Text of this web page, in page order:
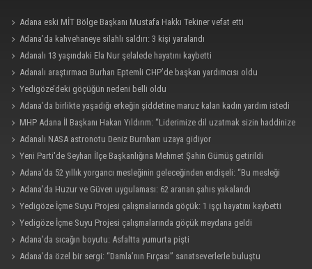
Adana eski MİT Bölge Başkanı Mustafa Hakkı Tekiner vefat etti
Adana’da kahvehaneye silahlı saldırı: 3 kişi yaralandı
Adanalı 13 yaşındaki Ela Nur şelalede hayatını kaybetti
Adanalı araştırmacı Burhan Eptemli CHP’de başkan yardımcısı oldu
Yedigöze’deki göçüğün nedeni belli oldu
Adana’da birlikte yaşadığı erkeğin şiddetine maruz kalan kadın yardım istedi
MHP Adana İl Başkanı Hakan Yıldırım: “Liderimize dil uzatmak sizin haddinize
değildir”
Adanalı NASA astronotu Deniz Burnham uzaya gidiyor
Yeni Parti'de Seyhan İlçe Başkanlığına Mehmet Şahin Gümüş getirildi
Adana’da 52 yıllık yorgancı mesleğinin geleceğinden endişeli: “Bu mesleği
çocuğuma bile öğretemedim”
Adana’da Huzur ve Güven uygulaması: 62 aranan şahıs yakalandı
Yedigöze İçme Suyu Projesi çalışmalarında göçük: 1 işçi hayatını kaybetti
Yedigöze İçme Suyu Projesi çalışmalarında göçük meydana geldi
Adana’da sıcağın boyutu: Asfaltta yumurta pişti
Adana’da özel bir sergi: “Damla’nın Fırçası” sanatseverlerle buluştu